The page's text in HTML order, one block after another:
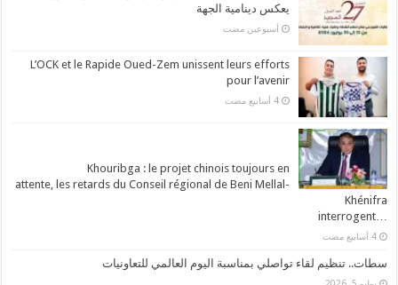
يعكس دينامية الجهة
‏أسبوعين مضت
L’OCK et le Rapide Oued-Zem unissent leurs efforts
pour l’avenir
‏4 أسابيع مضت
Khouribga : le projet chinois toujours en
attente, les retards du Conseil régional de Beni Mellal-
Khénifra
…interrogent
‏4 أسابيع مضت
سطات.. تنظيم لقاء تواصلي بمناسبة اليوم العالمي للتعاونيات